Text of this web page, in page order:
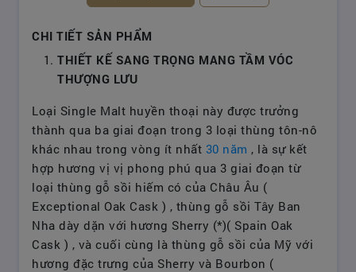
CHI TIẾT SẢN PHẨM
THIẾT KẾ SANG TRỌNG MANG TẦM VÓC
THƯỢNG LƯU
Loại Single Malt huyền thoại này được trưởng
thành qua ba giai đoạn trong 3 loại thùng tôn-nô
khác nhau trong vòng ít nhất 30 năm , là sự kết
hợp hương vị vị phong phú qua 3 giai đoạn từ
loại thùng gỗ sồi hiếm có của Châu Âu (
Exceptional Oak Cask ) , thùng gỗ sồi Tây Ban
Nha dày dặn với hương Sherry (*)( Spain Oak
Cask ) , và cuối cùng là thùng gỗ sồi của Mỹ với
hương đặc trưng của Sherry và Bourbon (